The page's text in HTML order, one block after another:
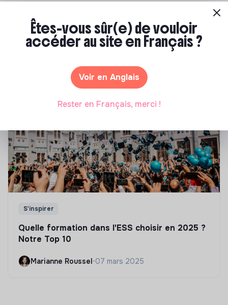
Top 8 des formations en rénovation
énergétique des bâtiments
Marianne Roussel•21 janvier 2025
S'inspirer
Quelle formation dans l'ESS choisir en 2025 ?
Notre Top 10
Marianne Roussel•07 mars 2025
Êtes-vous sûr(e) de vouloir
accéder au site en Français ?
Voir en Anglais
Rester en Français, merci !